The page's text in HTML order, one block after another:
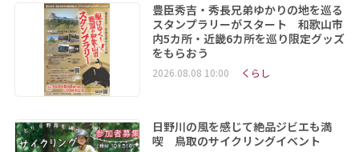
豊臣秀吉・秀長兄弟ゆかりの地を巡る
スタンプラリーがスタート 和歌山市
内5カ所・近畿6カ所を巡り限定グッズ
をもらおう
2026.08.08 10:00 くらし
日野川の風を感じて絶品ジビエも満
喫 鳥取のサイクリングイベント